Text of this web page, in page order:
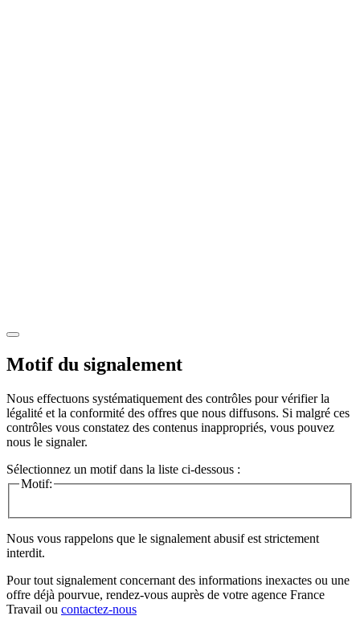
Motif du signalement
Nous effectuons systématiquement des contrôles pour vérifier la
légalité et la conformité des offres que nous diffusons. Si malgré ces
contrôles vous constatez des contenus inappropriés, vous pouvez
nous le signaler.
Sélectionnez un motif dans la liste ci-dessous :
Motif:
Nous vous rappelons que le signalement abusif est strictement
interdit.
Pour tout signalement concernant des informations inexactes ou une
offre déjà pourvue, rendez-vous auprès de votre agence France
Travail ou contactez-nous